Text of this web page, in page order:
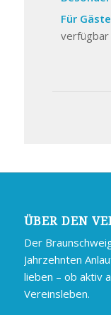
Für
verfügbar
ÜBER DEN
Der
Jahrzehnten
lieben – ob aktiv
Vereinsleben.